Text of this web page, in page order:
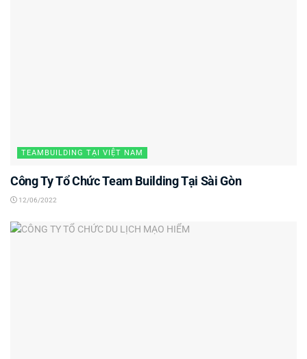
TEAMBUILDING TẠI VIỆT NAM
Công Ty Tổ Chức Team Building Tại Sài Gòn
12/06/2022